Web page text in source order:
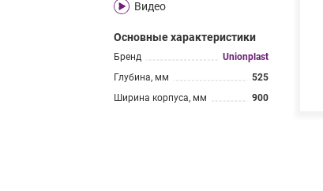
Видео
Основные характеристики
Бренд
Unionplast
Глубина, мм
525
Ширина корпуса, мм
900